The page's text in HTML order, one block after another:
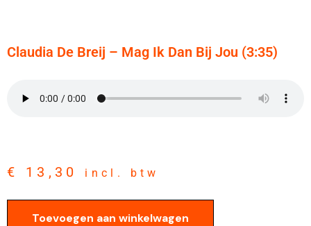
Claudia De Breij – Mag Ik Dan Bij Jou (3:35)
€ 13,30 incl. btw
Toevoegen aan winkelwagen